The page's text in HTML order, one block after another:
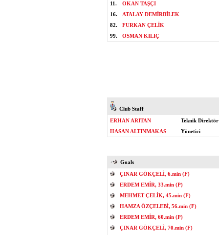
11.
OKAN TAŞÇI
16.
ATALAY DEMİRBİLEK
82.
FURKAN ÇELİK
99.
OSMAN KILIÇ
Club Staff
ERHAN ARITAN
Teknik Direktör
HASAN ALTINMAKAS
Yönetici
Goals
ÇINAR GÖKÇELİ, 6.min (F)
ERDEM EMİR, 33.min (P)
MEHMET ÇELİK, 45.min (F)
HAMZA ÖZÇELEBİ, 56.min (F)
ERDEM EMİR, 60.min (P)
ÇINAR GÖKÇELİ, 70.min (F)